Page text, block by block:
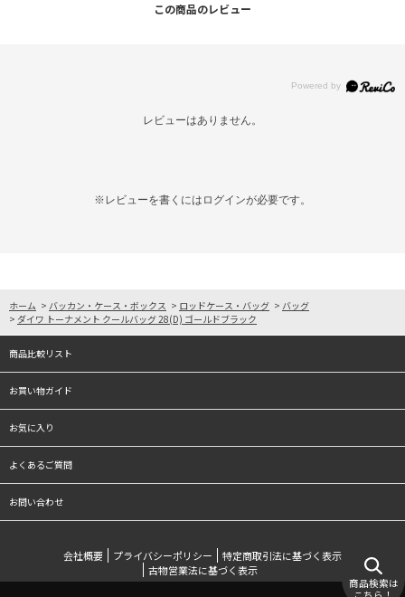
この商品のレビュー
レビューはありません。
※レビューを書くには ログインが必要です。
ホーム > バッカン・ケース・ボックス > ロッドケース・バッグ > バッグ
> ダイワ トーナメント クールバッグ 28(D) ゴールドブラック
商品比較リスト
お買い物ガイド
お気に入り
よくあるご質問
お問い合わせ
会社概要 プライバシーポリシー
特定商取引法に基づく表示
古物営業法に基づく表示
商品検索は